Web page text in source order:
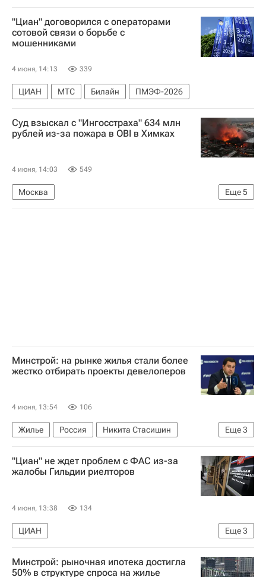
Жилье
"Циан" договорился с операторами
сотовой связи о борьбе с
мошенниками
4 июня, 14:13 339
ЦИАН МТС Билайн ПМЭФ-2026
Суд взыскал с "Ингосстраха" 634 млн
рублей из-за пожара в OBI в Химках
4 июня, 14:03 549
Еще5
Москва
Химки (городской округ в Московской области)
Минстрой: на рынке жилья стали более
жестко отбирать проекты девелоперов
4 июня, 13:54 106
Еще3
Жилье Россия
Никита Стасишин
Министерство строительства и жилищно-коммунального хозяйства РФ (Минстрой России)
ПМЭФ-2026
Строительство
"Циан" не ждет проблем с ФАС из-за
жалобы Гильдии риелторов
4 июня, 13:38 134
Еще3
ЦИАН
Федеральная антимонопольная служба (ФАС России)
ПМЭФ-2026
Риелторы
Минстрой: рыночная ипотека достигла
50% в структуре спроса на жилье